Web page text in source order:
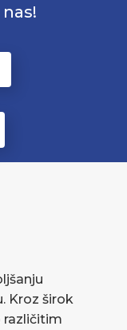
Kroz širok
različitim